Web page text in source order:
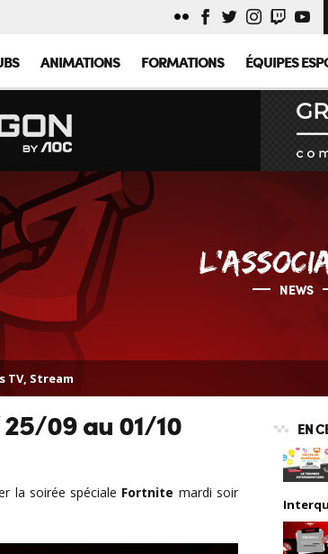
ANIMATIONS FORMATIONS ÉQUIPES
NEWS
TV, Stream
09 au 01/10
la soirée spéciale Fortnite mardi soir
EN